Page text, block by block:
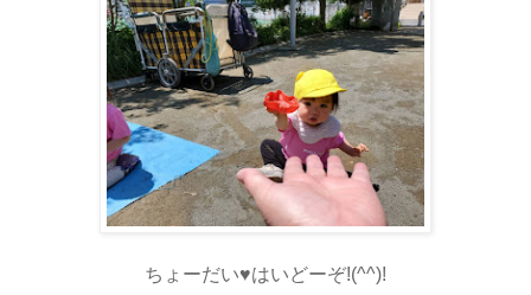
ちょーだい♥はいどーぞ!(^^)!